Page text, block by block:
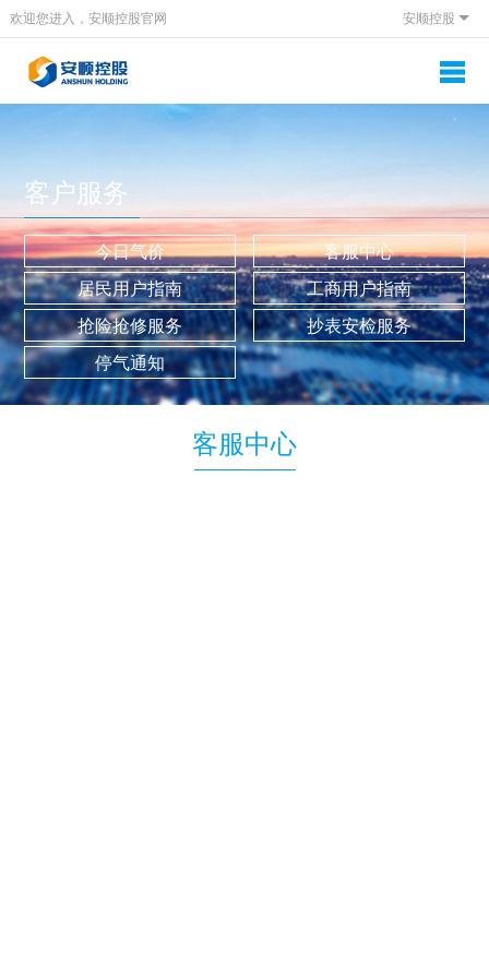
欢迎您进入，安顺控股官网 安顺控股
客户服务
今日气价
客服中心
居民用户指南
工商用户指南
抢险抢修服务
抄表安检服务
停气通知
客服中心